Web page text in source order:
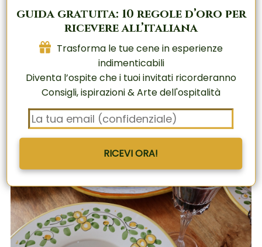
semplicee irresistibile
guida gratuita: 10 regole d’oro per
ricevere all’italiana
Trasforma le tue cene in esperienze
indimenticabili
Diventa l’ospite che i tuoi invitati ricorderanno
Consigli, ispirazioni & Arte dell'ospitalità
RICEVI ORA!
Trasforma le tue cene in esperienze
indimenticabili
Diventa l’ospite che i tuoi invitati ricorderanno
Consigli, ispirazioni & Arte dell'ospitalità
RICEVI ORA!